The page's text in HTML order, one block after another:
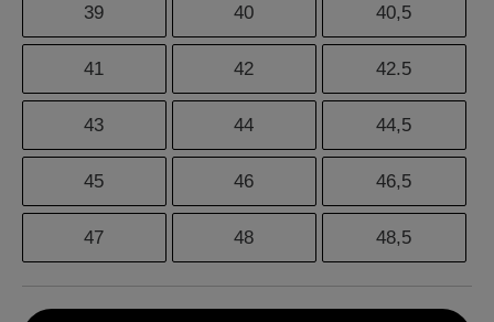
39 40 40,5
41 42 42.5
43 44 44,5
45 46 46,5
47 48 48,5